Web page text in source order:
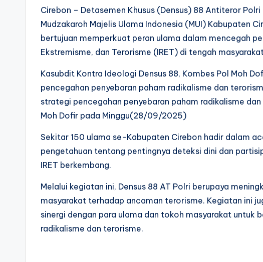
Cirebon – Detasemen Khusus (Densus) 88 Antiteror
Mudzakaroh Majelis Ulama Indonesia (MUI) Kabupaten
bertujuan memperkuat peran ulama dalam mencegah
Ekstremisme, dan Terorisme (IRET) di tengah
Kasubdit Kontra Ideologi Densus 88, Kombes Pol Moh
pencegahan penyebaran paham radikalisme dan
strategi pencegahan penyebaran paham radikalisme
Moh Dofir pada Minggu(28/09/2025)
Sekitar 150 ulama se-Kabupaten Cirebon hadir dalam
pengetahuan tentang pentingnya deteksi dini dan
IRET berkembang.
Melalui kegiatan ini, Densus 88 AT Polri berupaya
masyarakat terhadap ancaman terorisme. Kegiatan ini
sinergi dengan para ulama dan tokoh masyarakat untuk
radikalisme dan terorisme.